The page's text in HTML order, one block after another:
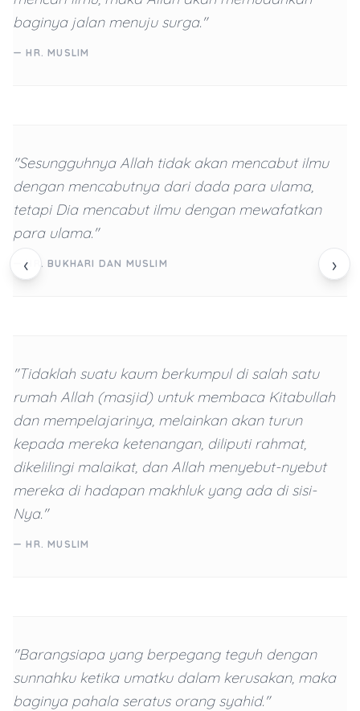
‹ ›
baginya jalan menuju surga."
— HR. MUSLIM
"Sesungguhnya Allah tidak akan mencabut ilmu
dengan mencabutnya dari dada para ulama,
tetapi Dia mencabut ilmu dengan mewafatkan
para ulama."
— HR. BUKHARI DAN MUSLIM
"Tidaklah suatu kaum berkumpul di salah satu
rumah Allah (masjid) untuk membaca Kitabullah
dan mempelajarinya, melainkan akan turun
kepada mereka ketenangan, diliputi rahmat,
dikelilingi malaikat, dan Allah menyebut-nyebut
mereka di hadapan makhluk yang ada di sisi-
Nya."
— HR. MUSLIM
"Barangsiapa yang berpegang teguh dengan
sunnahku ketika umatku dalam kerusakan, maka
baginya pahala seratus orang syahid."